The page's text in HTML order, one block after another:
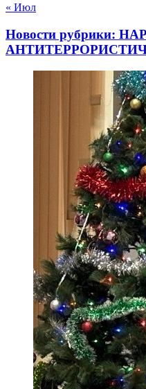
« Июл
Новости рубрики: